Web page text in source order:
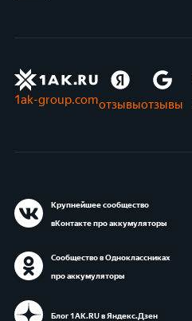
1ak-group.comотзывыотзывы
Крупнейшее сообщество
вКонтакте про аккумуляторы
Сообщество в Одноклассниках
про аккумуляторы
Блог 1АК.RU в Яндекс.Дзен